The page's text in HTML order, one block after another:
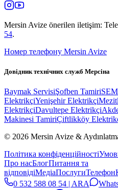
Mersin Avize önerilen iletişim:
54.
Номер телефону Mersin Avize
Довідник технічних служб Мерсіна
Baymak ServisiŞofben Tamiri
ElektrikçiYenişehir Elektrikçi
ElektrikçiDavultepe Elektrikçi
Makinesi TamiriÇiftlikköy
© 2026 Mersin Avize &
Політика конфіденційності
Про насБлогПитання та
відповідіМедіаПослугиТелефон
0 532 588 08 54 | ARA